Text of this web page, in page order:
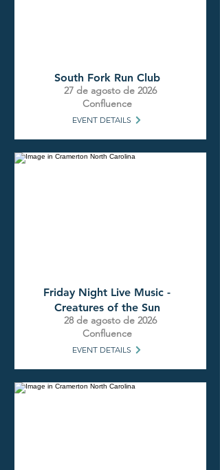
South Fork Run Club
27 de agosto de 2026
Confluence
EVENT DETAILS
Friday Night Live Music -
Creatures of the Sun
28 de agosto de 2026
Confluence
EVENT DETAILS